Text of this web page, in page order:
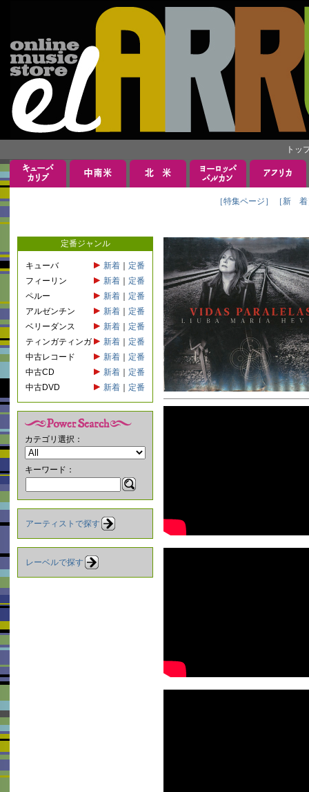
トッ
［特集ページ］ ［新 着
定番ジャンル
キューバ 新着
定番
フィーリン
新着
定番
ペルー
新着
定番
アルゼンチン
新着
定番
ベリーダンス
新着
定番
ティンガティンガ
新着
定番
中古レコード
新着
定番
中古CD
新着
定番
中古DVD
新着 定番
カテゴリ選択：
キーワード：
アーティストで探す
レーベルで探す